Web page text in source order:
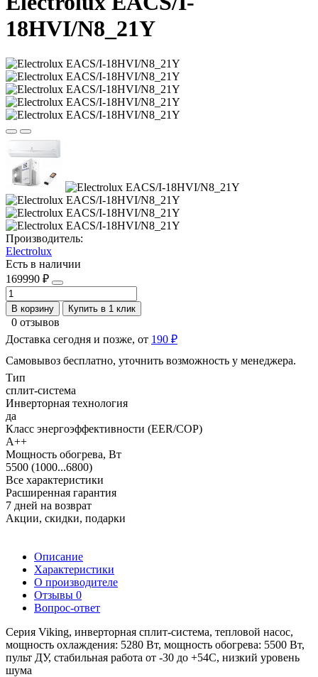
18HVI/N8_21Y
Производитель:
Electrolux
Есть в наличии
169990 ₽
В корзину Купить в 1 клик
0 отзывов
Доставка сегодня и позже, от 190 ₽
Самовывоз бесплатно, уточнить возможность у менеджера.
Тип
сплит-система
Инверторная технология
да
Класс энергоэффективности (EER/COP)
A++
Мощность обогрева, Вт
5500 (1000...6800)
Все характеристики
Расширенная гарантия
7 дней на возврат
Акции, скидки, подарки
Описание
Характеристики
О производителе
Отзывы 0
Вопрос-ответ
Серия Viking, инверторная сплит-система, тепловой насос,
мощность охлаждения: 5280 Вт, мощность обогрева: 5500 Вт,
пульт ДУ, стабильная работа от -30 до +54С, низкий уровень
шума